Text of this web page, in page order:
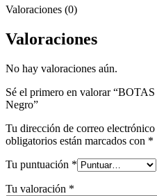
Valoraciones (0)
Valoraciones
No hay valoraciones aún.
Sé el primero en valorar
Negro”
Tu dirección de correo
obligatorios están marcados con *
Tu puntuación *
Tu valoración *